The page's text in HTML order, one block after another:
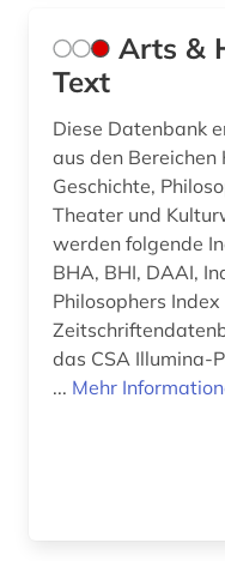
kulturpolitik (1)
Arts &
Text
Diese Datenbank
aus den Bereichen
Geschichte,
Theater und
werden folgende
BHA, BHI, DAAI,
Philosophers Index und
das CSA Illumina-
... Mehr